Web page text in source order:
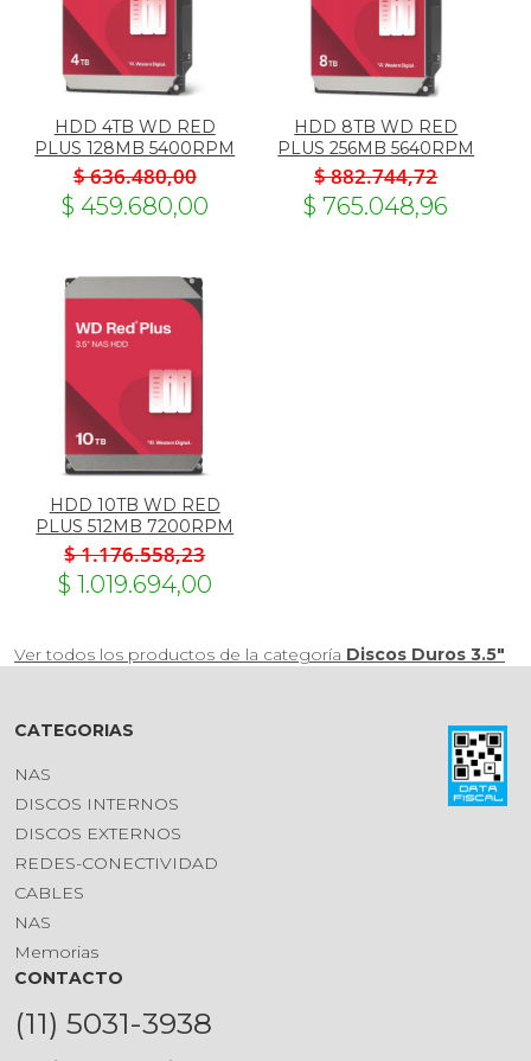
HDD 4TB WD RED
PLUS 128MB 5400RPM
$ 636.480,00
$ 459.680,00
HDD 8TB WD RED
PLUS 256MB 5640RPM
$ 882.744,72
$ 765.048,96
HDD 10TB WD RED
PLUS 512MB 7200RPM
$ 1.176.558,23
$ 1.019.694,00
Ver todos los productos de la categoría Discos Duros 3.5"
CATEGORIAS
NAS
DISCOS INTERNOS
DISCOS EXTERNOS
REDES-CONECTIVIDAD
CABLES
NAS
Memorias
CONTACTO
(11) 5031-3938